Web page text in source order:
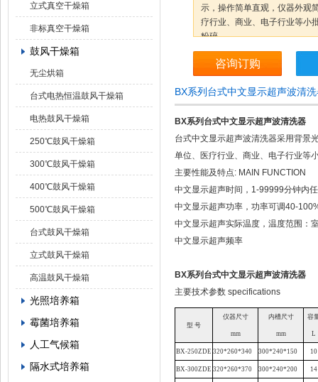
立式真空干燥箱
非标真空干燥箱
鼓风干燥箱
无尘烘箱
台式电热恒温鼓风干燥箱
电热鼓风干燥箱
250℃鼓风干燥箱
300℃鼓风干燥箱
400℃鼓风干燥箱
500℃鼓风干燥箱
台式鼓风干燥箱
立式鼓风干燥箱
高温鼓风干燥箱
光照培养箱
霉菌培养箱
人工气候箱
隔水式培养箱
示，操作简单直观，仪器外观
疗行业、商业、电子行业等小
粉碎。
咨询订购
BX系列台式中文显示超声波清
BX系列台式中文显示超声波清洗器
台式中文显示超声波清洗器采用背景
单位、医疗行业、商业、电子行业等
主要性能及特点: MAIN FUNCTION
中文显示超声时间，1-99999分
中文显示超声功率，功率可调
中文显示超声实际温度，温度
中文显示超声频率
BX系列台式中文显示超声波清洗器
主要技术参数 specifications
型 号
仪器尺寸
mm
内槽尺寸
mm
容
L
BX-250ZDE 320*260*340 300*240*150 10
BX-300ZDE 320*260*370 300*240*200 14